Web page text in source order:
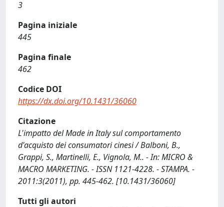
3
Pagina iniziale
445
Pagina finale
462
Codice DOI
https://dx.doi.org/10.1431/36060
Citazione
L'impatto del Made in Italy sul comportamento
d'acquisto dei consumatori cinesi / Balboni, B.,
Grappi, S., Martinelli, E., Vignola, M.. - In: MICRO &
MACRO MARKETING. - ISSN 1121-4228. - STAMPA. -
2011:3(2011), pp. 445-462. [10.1431/36060]
Tutti gli autori